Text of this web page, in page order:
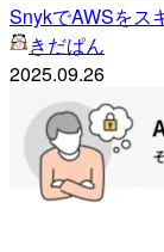
SnykでAWSをス
きだぱん
2025.09.26